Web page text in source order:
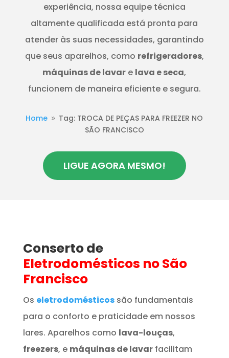
experiência, nossa equipe técnica
altamente qualificada está pronta para
atender às suas necessidades, garantindo
que seus aparelhos, como refrigeradores,
máquinas de lavar e lava e seca,
funcionem de maneira eficiente e segura.
Home 9 Tag: TROCA DE PEÇAS PARA FREEZER NO
SÃO FRANCISCO
LIGUE AGORA MESMO!
Conserto de
Eletrodomésticos no São
Francisco
Os eletrodomésticos são fundamentais
para o conforto e praticidade em nossos
lares. Aparelhos como lava-louças,
freezers, e máquinas de lavarfacilitam